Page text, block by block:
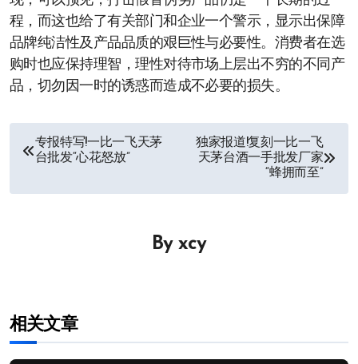
程，而这也给了有关部门和企业一个警示，显示出保障
品牌纯洁性及产品品质的艰巨性与必要性。消费者在选
购时也应保持理智，理性对待市场上层出不穷的不同产
品，切勿因一时的诱惑而造成不必要的损失。
文专报特写!一比一飞天茅
台批发“心花怒放”
独家报道!复刻一比一飞
天茅台酒一手批发厂家
“蜂拥而至”
By xcy
相关文章